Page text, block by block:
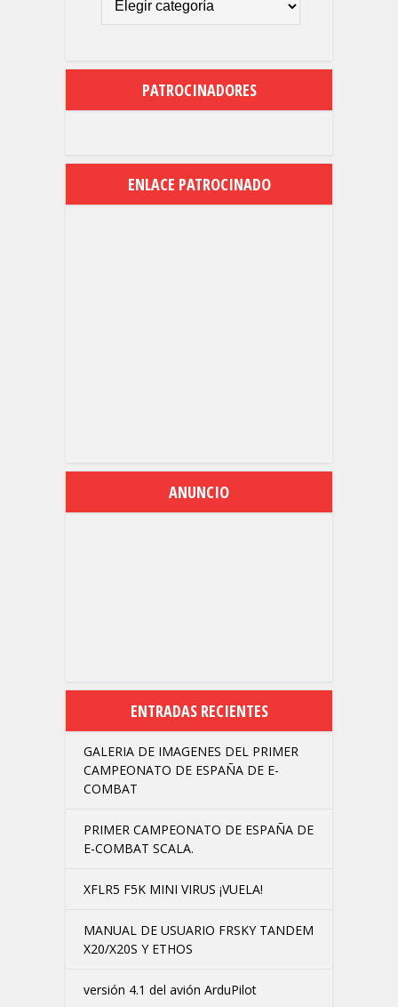
PATROCINADORES
ENLACE PATROCINADO
ANUNCIO
ENTRADAS RECIENTES
GALERIA DE IMAGENES DEL PRIMER
CAMPEONATO DE ESPAÑA DE E-
COMBAT
PRIMER CAMPEONATO DE ESPAÑA DE
E-COMBAT SCALA.
XFLR5 F5K MINI VIRUS ¡VUELA!
MANUAL DE USUARIO FRSKY TANDEM
X20/X20S Y ETHOS
versión 4.1 del avión ArduPilot